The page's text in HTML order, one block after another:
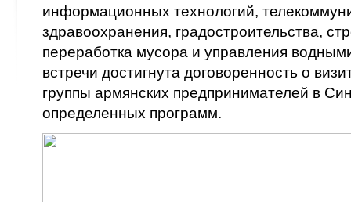
информационных технологий,
здравоохранения, градостроительства,
переработка мусора и управления
встречи достигнута договоренность о
группы армянских предпринимателей в
определенных программ.